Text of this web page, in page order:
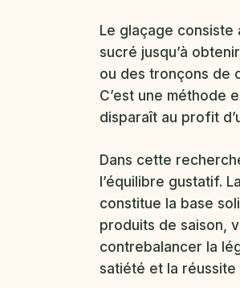
Le glaçage consiste
sucré jusqu’à
ou des tronçons de
C’est une méthode
disparaît au profit
Dans cette
l’équilibre gustatif.
constitue la base
produits de saison,
contrebalancer la
satiété et la réussite